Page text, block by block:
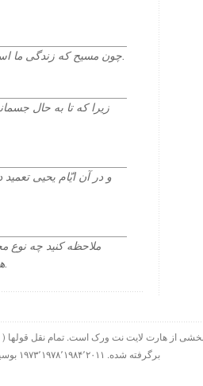
زیرا که تا به حال
و در آن ایّام یحیی
ملاحظه کنید چه نوع
برگرفته شده. ۱۹۷۳٬۱۹۷۸٬۱۹۸۴٬۲۰۱۱ بوسیله شرکت الحاقی بیبلیکا. تمام حقوق چاپ در سراسر جهان محفوظ است